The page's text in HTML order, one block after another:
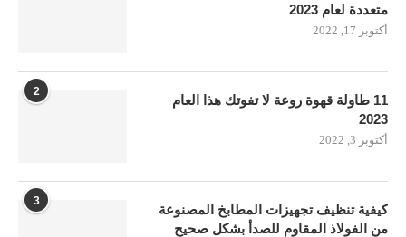
متعددة لعام 2023
أكتوبر 17, 2022
2
11 طاولة قهوة روعة لا تفوتك هذا العام
2023
أكتوبر 3, 2022
3
كيفية تنظيف تجهيزات المطابخ المصنوعة
من الفولاذ المقاوم للصدأ بشكل صحيح